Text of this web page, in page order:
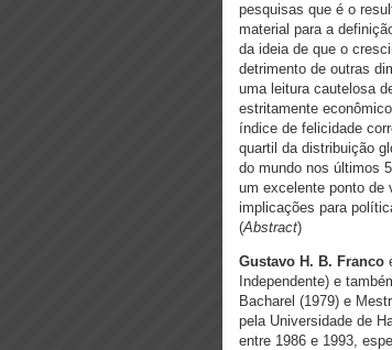
pesquisas que é o
material para a
da ideia de que o
detrimento de outras
uma leitura cautelosa
estritamente
índice de felicidade
quartil da distribuição
do mundo nos últimos
um excelente ponto de
implicações para
(Abstract)
Gustavo H. B. Franco
Independente) e
Bacharel (1979) e
pela Universidade de
entre 1986 e 1993,